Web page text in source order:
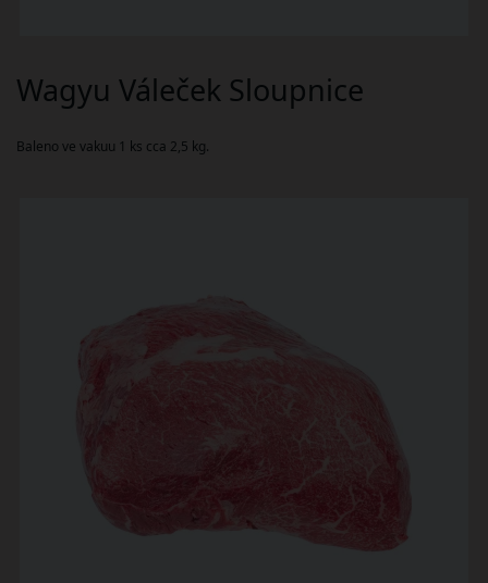
Baleno ve vakuu 1 ks cca 2,5 kg.
Wagyu Váleček Sloupnice